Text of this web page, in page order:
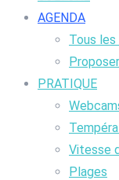
AGENDA
Tous
PRATIQUE
Vitesse
Plages